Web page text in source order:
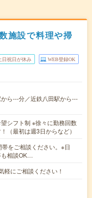
施設で料理や掃
日祝日が休み WEB登録OK
ら---分／近鉄八田駅から---
シフト制 ※徐々に勤務回数
（最初は週3日からなど）
をご相談ください。※日
も相談OK…
にご相談ください！